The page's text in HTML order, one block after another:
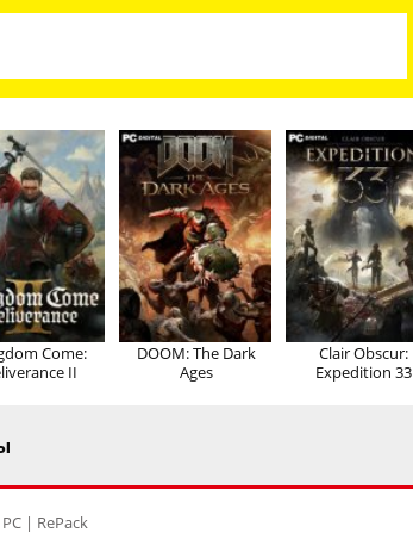
Come:
II
DOOM: The Dark
Ages
Clair Obscur:
Expedition 33
| RePack